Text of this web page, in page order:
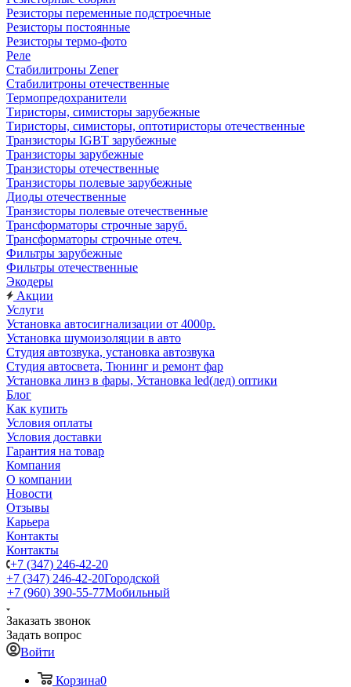
Резисторы переменные подстроечные
Резисторы постоянные
Резисторы термо-фото
Реле
Стабилитроны Zener
Стабилитроны отечественные
Термопредохранители
Тиристоры, симисторы зарубежные
Тиристоры, симисторы, оптотиристоры отечественные
Транзисторы IGBT зарубежные
Транзисторы зарубежные
Транзисторы отечественные
Транзисторы полевые зарубежные
Диоды отечественные
Транзисторы полевые отечественные
Трансформаторы строчные заруб.
Трансформаторы строчные отеч.
Фильтры зарубежные
Фильтры отечественные
Экодеры
Акции
Услуги
Установка автосигнализации от 4000р.
Установка шумоизоляции в авто
Студия автозвука, установка автозвука
Студия автосвета, Тюнинг и ремонт фар
Установка линз в фары, Установка led(лед) оптики
Блог
Как купить
Условия оплаты
Условия доставки
Гарантия на товар
Компания
О компании
Новости
Отзывы
Карьера
Контакты
Контакты
+7 (347) 246-42-20
+7 (347) 246-42-20Городской
+7 (960) 390-55-77Мобильный
Заказать звонок
Задать вопрос
Войти
Корзина0